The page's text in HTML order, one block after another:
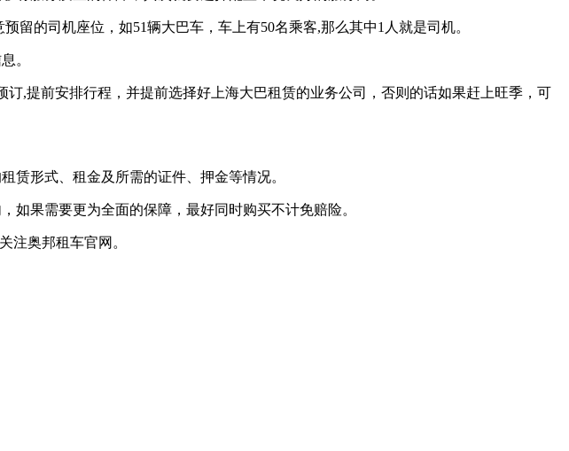
的司机座位，如51辆大巴车，车上有50名乘客,那么其中1人就是司机。
。
,提前安排行程，并提前选择好上海大巴租赁的业务公司，否则的话如果赶上旺季，可
赁形式、租金及所需的证件、押金等情况。
如果需要更为全面的保障，最好同时购买不计免赔险。
注奥邦租车官网。